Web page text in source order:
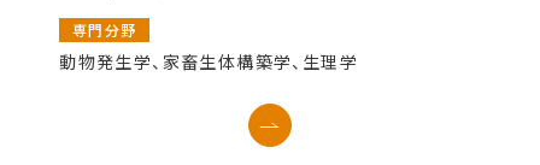
専門分野
動物発生学、家畜生体構築学、生理学